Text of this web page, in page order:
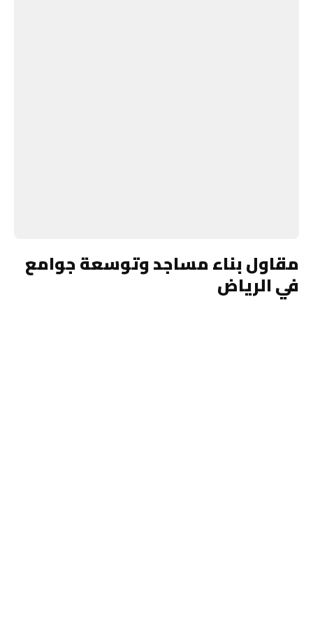
مقاول بناء مساجد وتوسعة جوامع
في الرياض